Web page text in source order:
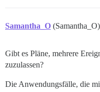
Samantha_O (Samantha_O)
Gibt es Pläne, mehrere
zuzulassen?
Die Anwendungsfälle, die